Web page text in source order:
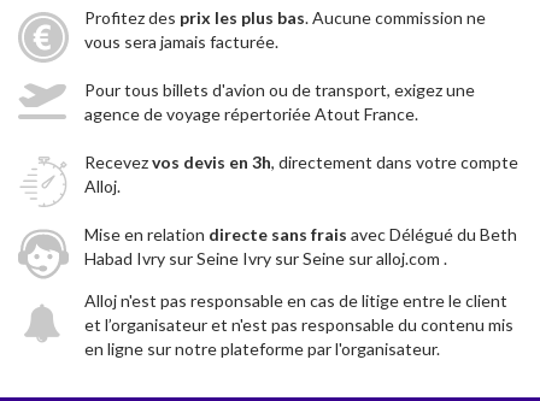
Profitez des prix les plus bas. Aucune commission ne
vous sera jamais facturée.
Pour tous billets d'avion ou de transport, exigez une
agence de voyage répertoriée Atout France.
Recevezvos devis en 3h, directement dans votre compte
Alloj.
Mise en relation directe sans frais avec Délégué du Beth
Habad Ivry sur Seine Ivry sur Seine sur alloj.com .
Alloj n'est pas responsable en cas de litige entre le client
et l’organisateur et n'est pas responsable du contenu mis
en ligne sur notre plateforme par l'organisateur.